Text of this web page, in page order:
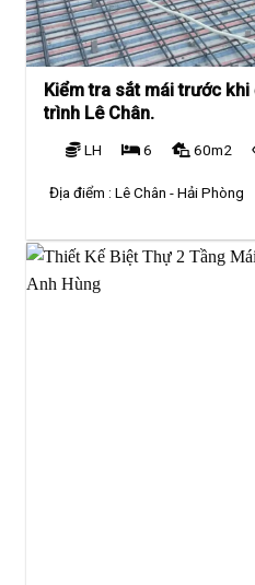
Kiểm tra sắt mái trước
trình Lê Chân.
LH 6 60m2
Địa điểm :Lê Chân - Hải Phòng